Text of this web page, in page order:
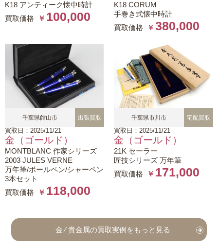
K18 アンティーク懐中時計
買取価格
￥ 100,000
K18 CORUM
手巻き式懐中時計
買取価格
￥ 380,000
千葉県館山市 出張買取
買取日：2025/11/21
金（ゴールド）
MONTBLANC 作家シリーズ
2003 JULES VERNE
万年筆/ボールペン/シャーペン
3本セット
買取価格
￥ 118,000
千葉県市川市 宅配買取
買取日：2025/11/21
金（ゴールド）
21K セーラー
匠技シリーズ 万年筆
買取価格
￥ 171,000
金 ⁄ 貴金属の買取実例をもっと見る